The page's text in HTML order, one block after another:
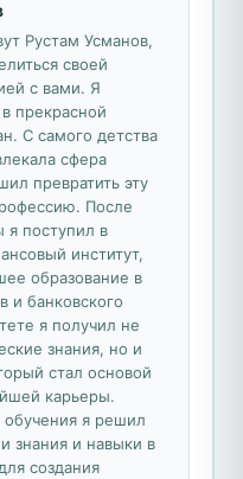
Рустам Усманов,
своей
с вами. Я
прекрасной
С самого детства
сфера
превратить эту
После
я поступил в
институт,
образование в
и банковского
я получил не
знания, но и
стал основой
карьеры.
обучения я решил
знания и навыки в
создания